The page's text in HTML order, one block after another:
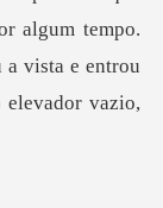
algum tempo.